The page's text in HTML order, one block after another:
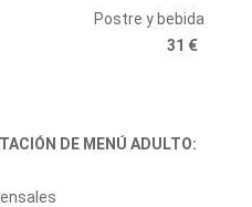
Postre y bebida
31 €
DE MENÚ ADULTO: